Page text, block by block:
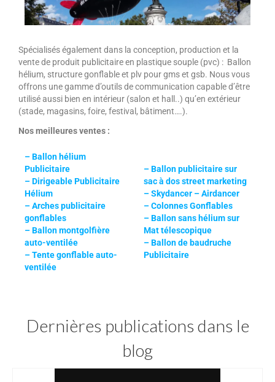
Spécialisés également dans la conception, production et la
vente de produit publicitaire en plastique souple (pvc) : Ballon
hélium, structure gonflable et plv pour gms et gsb. Nous vous
offrons une gamme d’outils de communication capable d’être
utilisé aussi bien en intérieur (salon et hall..) qu’en extérieur
(stade, magasins, foire, festival, bâtiment….).
Nos meilleures ventes :
– Ballon hélium
Publicitaire
–Dirigeable Publicitaire
Hélium
–Arches publicitaire
gonflables
–Ballon montgolfière
auto-ventilée
– Tente gonflable auto-
ventilée
–Ballon publicitaire sur
sac à dos street marketing
–Skydancer – Airdancer
– Colonnes Gonflables
– Ballon sans hélium sur
Mat télescopique
– Ballon de baudruche
Publicitaire
Dernières publications dans le
blog